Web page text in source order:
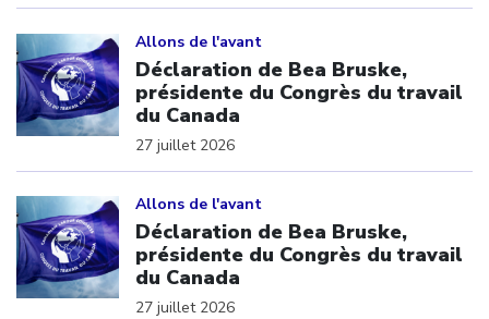
Allons de l'avant
Déclaration de Bea Bruske,
présidente du Congrès du travail
du Canada
27 juillet 2026
Allons de l'avant
Déclaration de Bea Bruske,
présidente du Congrès du travail
du Canada
27 juillet 2026